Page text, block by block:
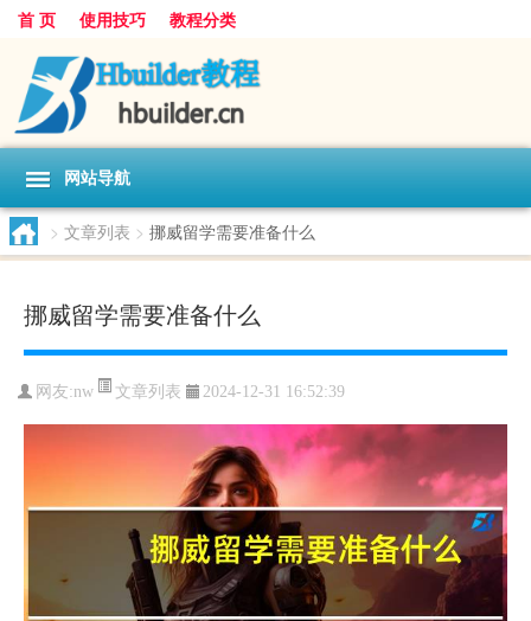
首 页 使用技巧 教程分类
网站导航
> 文章列表 > 挪威留学需要准备什么
挪威留学需要准备什么
网友:nw 文章列表 2024-12-31 16:52:39